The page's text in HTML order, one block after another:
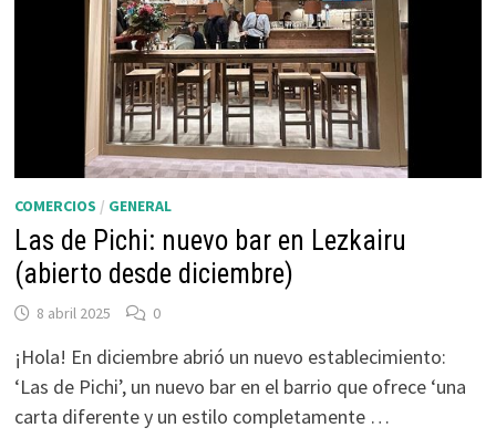
COMERCIOS / GENERAL
Las de Pichi: nuevo bar en Lezkairu
(abierto desde diciembre)
8 abril 2025 0
¡Hola! En diciembre abrió un nuevo establecimiento:
‘Las de Pichi’, un nuevo bar en el barrio que ofrece ‘una
carta diferente y un estilo completamente …